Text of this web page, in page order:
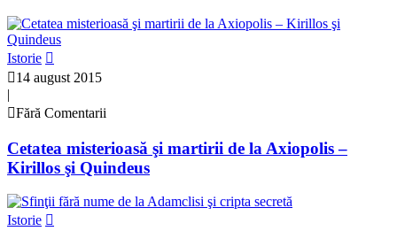
Istorie
14 august 2015
|
Fără Comentarii
Cetatea misterioasă şi martirii de la Axiopolis –
Kirillos şi Quindeus
Istorie